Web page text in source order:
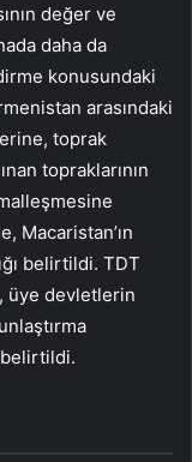
değer ve
daha da
konusundaki
arasındaki
toprak
topraklarının
Macaristan’ın
belirtildi. TDT
üye devletlerin
belirtildi.